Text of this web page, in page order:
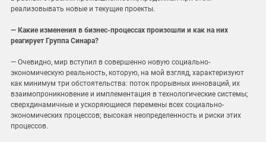
реализовывать новые и текущие проекты.
— Какие изменения в бизнес-процессах произошли и как на них
реагирует Группа Синара?
— Очевидно, мир вступил в совершенно новую социально-
экономическую реальность, которую, на мой взгляд, характеризуют
как минимум три обстоятельства: поток прорывных инноваций, их
взаимопроникновение и имплементация в технологические системы;
сверхдинамичные и ускоряющиеся перемены всех социально-
экономических процессов; высокая неопределенность и риски этих
процессов.